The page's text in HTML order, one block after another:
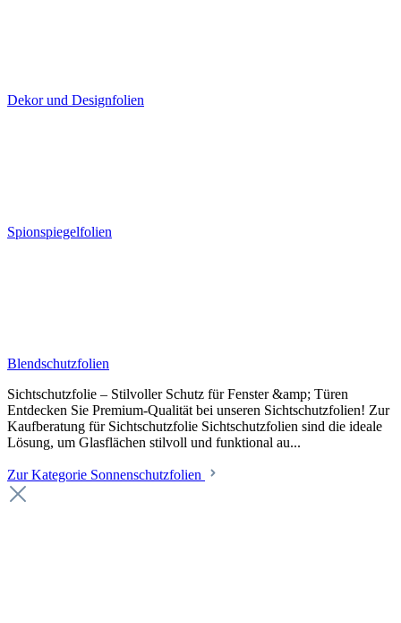
Dekor und Designfolien
Spionspiegelfolien
Blendschutzfolien
Sichtschutzfolie – Stilvoller Schutz für Fenster &amp; Türen
Entdecken Sie Premium-Qualität bei unseren Sichtschutzfolien! Zur
Kaufberatung für Sichtschutzfolie Sichtschutzfolien sind die ideale
Lösung, um Glasflächen stilvoll und funktional au...
Zur Kategorie Sonnenschutzfolien